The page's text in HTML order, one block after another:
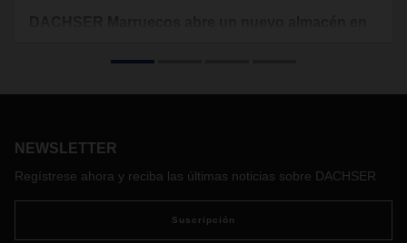
complejo portuario de Tanger Med es el principal puerto de
ello, DACHSER Marruecos, en respuesta a la creciente
esta dinámica zona.
NEWSLETTER
Regístrese ahora y reciba las últimas noticias sobre DACHSER
Suscripción